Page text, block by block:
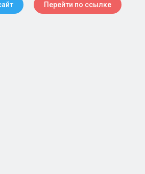
Перейти по ссылке